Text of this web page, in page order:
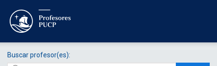
Buscar profesor(es):